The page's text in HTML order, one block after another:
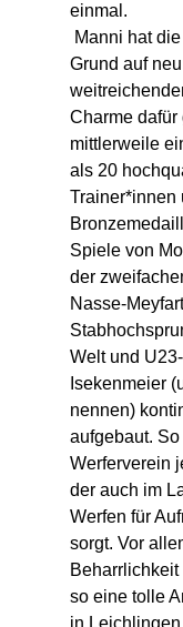
einmal.
Manni hat
Grund auf
Charme dafür
mittlerweile
als 20
Trainer*innen
Spiele von
der
Nasse-
Welt und
Isekenmeier
nennen)
aufgebaut.
Werferverein
der auch im
Werfen für
sorgt. Vor
so eine tolle
in